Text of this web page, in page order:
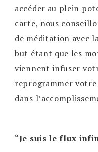
accéder au plein
carte, nous
de méditation avec
but étant que les
viennent infuser
reprogrammer
dans
“Je suis le flux